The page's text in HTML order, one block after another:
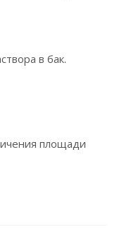
в бак.
площади